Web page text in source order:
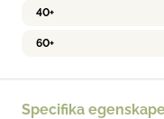
40+
60+
Specifika